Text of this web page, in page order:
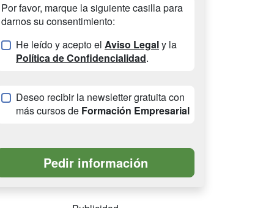
Por favor, marque la siguiente casilla para
darnos su consentimiento:
He leído y acepto el Aviso Legaly la
Política de Confidencialidad.
Deseo recibir la newsletter gratuita con
más cursos de Formación Empresarial